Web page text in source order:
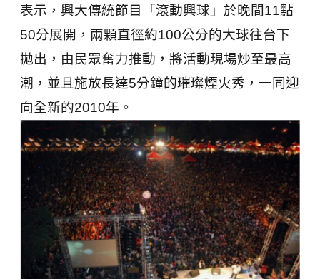
表示，興大傳統節目「滾動興球」於晚間11點
50分展開，兩顆直徑約100公分的大球往台下
拋出，由民眾奮力推動，將活動現場炒至最高
潮，並且施放長達5分鐘的璀璨煙火秀，一同迎
向全新的2010年。